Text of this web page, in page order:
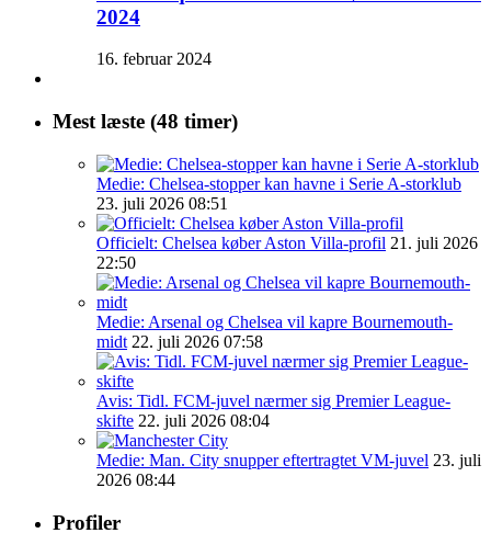
2024
16. februar 2024
Mest læste (48 timer)
Medie: Chelsea-stopper kan havne i Serie A-storklub
23. juli 2026 08:51
Officielt: Chelsea køber Aston Villa-profil 21. juli 2026
22:50
Medie: Arsenal og Chelsea vil kapre Bournemouth-
midt 22. juli 2026 07:58
Avis: Tidl. FCM-juvel nærmer sig Premier League-
skifte 22. juli 2026 08:04
Medie: Man. City snupper eftertragtet VM-juvel 23. juli
2026 08:44
Profiler